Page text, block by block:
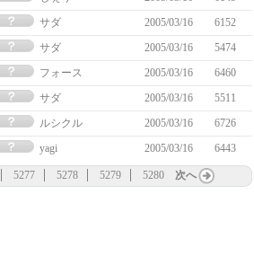
サダ 2005/03/16
6152
サダ 2005/03/16
5474
フォース 2005/03/16
6460
サダ 2005/03/16
5511
ルシクル 2005/03/16
6726
yagi 2005/03/16 6443
5277 5278 5279 5280 次へ